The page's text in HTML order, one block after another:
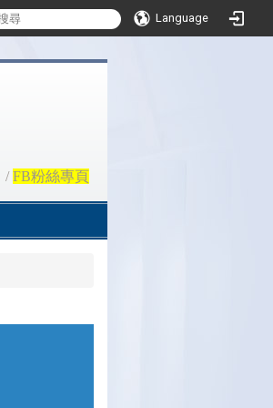
Language
/FB粉絲專頁